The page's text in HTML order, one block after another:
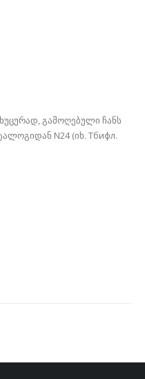
გამოღებული ჩანს
N24 (იხ. Тбифл.